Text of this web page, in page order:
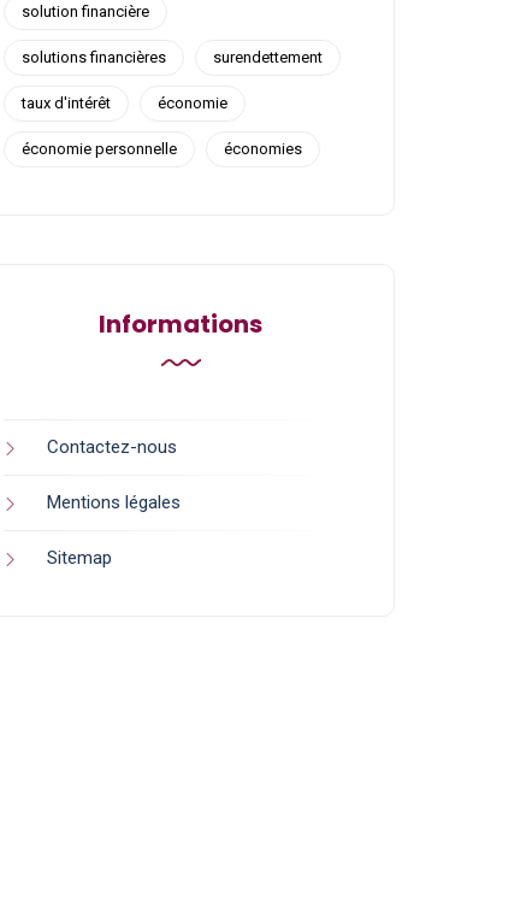
solution financière
solutions financières surendettement
taux d'intérêt économie
économie personnelle économies
Informations
Contactez-nous
Mentions légales
Sitemap